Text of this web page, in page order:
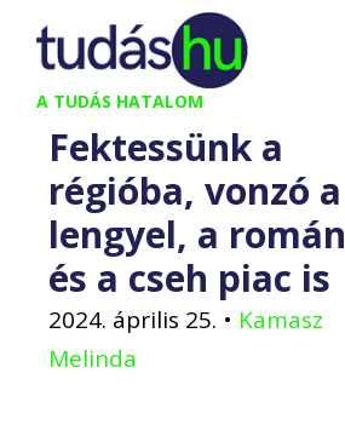
Kilépés
tartalomba
A TUDÁS HATALOM
Fektessünk a
régióba, vonzó a
lengyel, a román
és a cseh piac is
2024. április 25. • Kamasz
Melinda